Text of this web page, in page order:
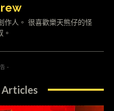
作人。 很喜歡樂天熊仔的怪
。
-
Articles